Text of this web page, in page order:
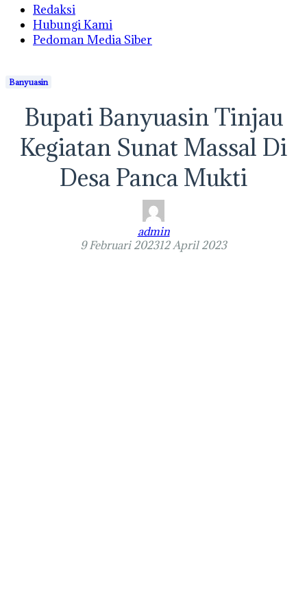
Redaksi
Hubungi Kami
Pedoman Media Siber
Banyuasin
Bupati Banyuasin Tinjau
Kegiatan Sunat Massal Di
Desa Panca Mukti
admin
9 Februari 202312 April 2023